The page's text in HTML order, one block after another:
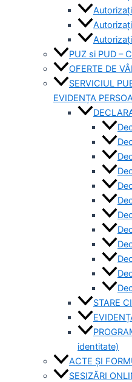
PUZ si PUD –
OFERTE DE
SERVICIUL
EVIDENȚA
STARE
identitate)
ACTE ȘI
SESIZĂRI